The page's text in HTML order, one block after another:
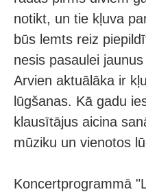
notikt, un tie kļuva
būs lemts reiz
nesis pasaulei
Arvien aktuālāka ir
lūgšanas. Kā gadu
klausītājus aicina
mūziku un vienotos
Koncertprogrammā